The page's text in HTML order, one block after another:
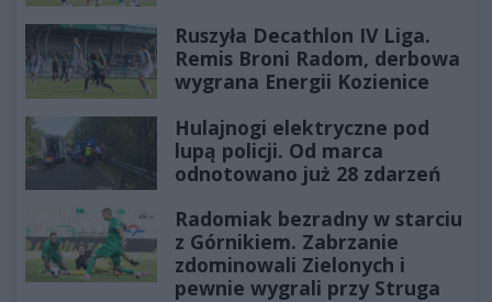
Ruszyła Decathlon IV Liga.
Remis Broni Radom, derbowa
wygrana Energii Kozienice
Hulajnogi elektryczne pod
lupą policji. Od marca
odnotowano już 28 zdarzeń
Radomiak bezradny w starciu
z Górnikiem. Zabrzanie
zdominowali Zielonych i
pewnie wygrali przy Struga